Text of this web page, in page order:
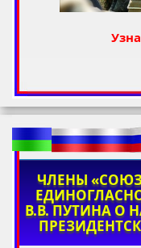
ЧЛЕНЫ
В.В. ПУТИНА О